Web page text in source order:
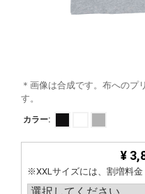
＊画像は合成です。布へのプ
す。
カラー:
¥
※XXLサイズには、割増料金